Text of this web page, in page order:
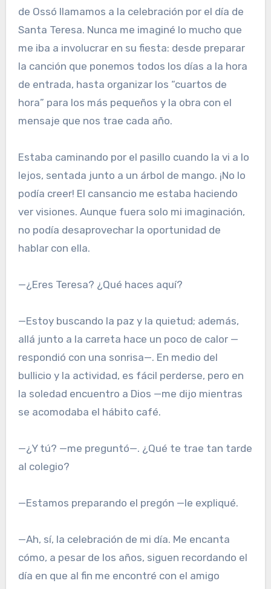
de Ossó llamamos a la celebración por el día de
Santa Teresa. Nunca me imaginé lo mucho que
me iba a involucrar en su fiesta: desde preparar
la canción que ponemos todos los días a la hora
de entrada, hasta organizar los “cuartos de
hora” para los más pequeños y la obra con el
mensaje que nos trae cada año.
Estaba caminando por el pasillo cuando la vi a lo
lejos, sentada junto a un árbol de mango. ¡No lo
podía creer! El cansancio me estaba haciendo
ver visiones. Aunque fuera solo mi imaginación,
no podía desaprovechar la oportunidad de
hablar con ella.
—¿Eres Teresa? ¿Qué haces aquí?
—Estoy buscando la paz y la quietud; además,
allá junto a la carreta hace un poco de calor —
respondió con una sonrisa—. En medio del
bullicio y la actividad, es fácil perderse, pero en
la soledad encuentro a Dios —me dijo mientras
se acomodaba el hábito café.
—¿Y tú? —me preguntó—. ¿Qué te trae tan tarde
al colegio?
—Estamos preparando el pregón —le expliqué.
—Ah, sí, la celebración de mi día. Me encanta
cómo, a pesar de los años, siguen recordando el
día en que al fin me encontré con el amigo